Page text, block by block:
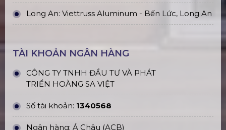
Long An: Viettruss Aluminum - Bến Lức, Long An
TÀI KHOẢN NGÂN HÀNG
CÔNG TY TNHH ĐẦU TƯ VÀ PHÁT
TRIỂN HOÀNG SA VIỆT
Số tài khoản: 1340568
Ngân hàng: Á Châu (ACB)